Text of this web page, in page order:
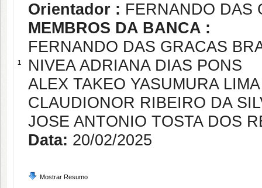
1
Orientador : FERNANDO DAS
MEMBROS DA BANCA :
FERNANDO DAS GRACAS
NIVEA ADRIANA DIAS PONS
ALEX TAKEO YASUMURA
CLAUDIONOR RIBEIRO DA
JOSE ANTONIO TOSTA DOS
Data: 20/02/2025
Mostrar Resumo